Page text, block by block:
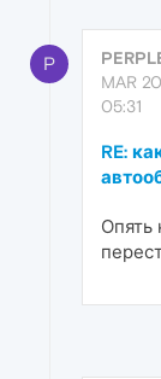
P
MAR
05:31
RE:
Опять